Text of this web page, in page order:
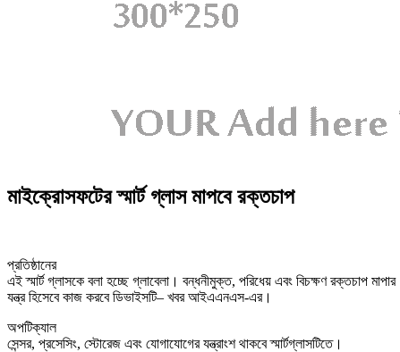
মাইক্রোসফটের স্মার্ট গ্লাস মাপবে রক্তচাপ
প্রতিষ্ঠানের
এই স্মার্ট গ্লাসকে বলা হচ্ছে গ্লাবেলা। বন্ধনীমুক্ত, পরিধেয় এবং বিচক্ষণ রক্তচাপ মাপার
যন্ত্র হিসেবে কাজ করবে ডিভাইসটি– খবর আইএএনএস-এর।
অপটিক্যাল
সেন্সর, প্রসেসিং, স্টোরেজ এবং যোগাযোগের যন্ত্রাংশ থাকবে স্মার্টগ্লাসটিতে।